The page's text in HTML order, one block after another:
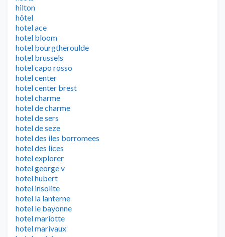
hilton
hôtel
hotel ace
hotel bloom
hotel bourgtheroulde
hotel brussels
hotel capo rosso
hotel center
hotel center brest
hotel charme
hotel de charme
hotel de sers
hotel de seze
hotel des iles borromees
hotel des lices
hotel explorer
hotel george v
hotel hubert
hotel insolite
hotel la lanterne
hotel le bayonne
hotel mariotte
hotel marivaux